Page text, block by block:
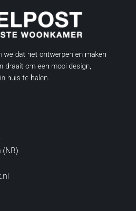
we dat het ontwerpen en maken
draait om een mooi design,
huis te halen.
(NB)